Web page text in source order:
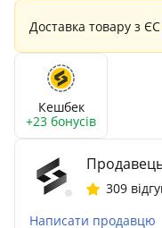
Доставка товару з ЄС
Кешбек
+23 бонусів
309
Написати продавцю